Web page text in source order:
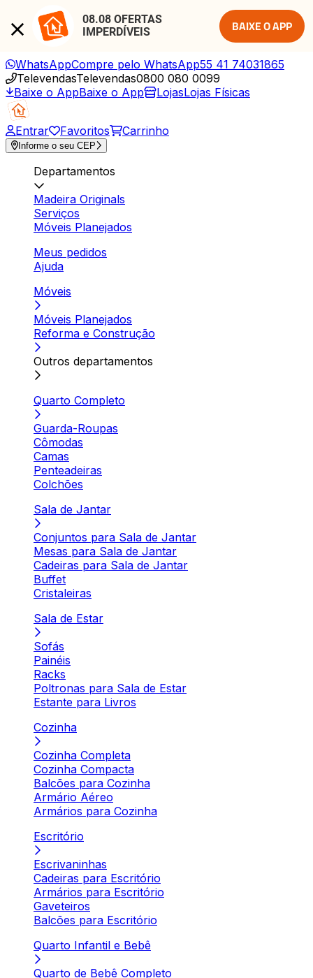
08.08 OFERTAS
IMPERDÍVEIS
BAIXE O APP
WhatsAppCompre pelo WhatsApp55 41 74031865
TelevendasTelevendas0800 080 0099
Baixe o AppBaixe o App LojasLojas Físicas
Entrar Favoritos Carrinho
Informe o seu CEP
Departamentos
Madeira Originals
Serviços
Móveis Planejados
Meus pedidos
Ajuda
Móveis
Móveis Planejados
Reforma e Construção
Outros departamentos
Quarto Completo
Guarda-Roupas
Cômodas
Camas
Penteadeiras
Colchões
Sala de Jantar
Conjuntos para Sala de Jantar
Mesas para Sala de Jantar
Cadeiras para Sala de Jantar
Buffet
Cristaleiras
Sala de Estar
Sofás
Painéis
Racks
Poltronas para Sala de Estar
Estante para Livros
Cozinha
Cozinha Completa
Cozinha Compacta
Balcões para Cozinha
Armário Aéreo
Armários para Cozinha
Escritório
Escrivaninhas
Cadeiras para Escritório
Armários para Escritório
Gaveteiros
Balcões para Escritório
Quarto Infantil e Bebê
Quarto de Bebê Completo